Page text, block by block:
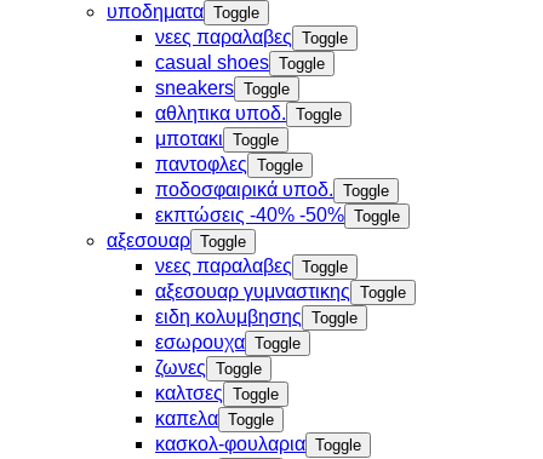
υποδηματα Toggle
νεες παραλαβες Toggle
casual shoes Toggle
sneakers Toggle
αθλητικα υποδ. Toggle
μποτακι Toggle
παντοφλες Toggle
ποδοσφαιρικά υποδ. Toggle
εκπτώσεις -40% -50% Toggle
αξεσουαρ Toggle
νεες παραλαβες Toggle
αξεσουαρ γυμναστικης Toggle
ειδη κολυμβησης Toggle
εσωρουχα Toggle
ζωνες Toggle
καλτσες Toggle
καπελα Toggle
κασκολ-φουλαρια Toggle